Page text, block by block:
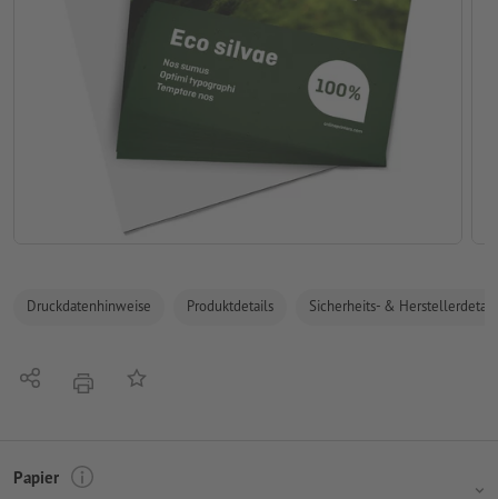
Druckdatenhinweise Produktdetails Sicherheits- &
Teilen DruckenAuf die Merkliste
Papier